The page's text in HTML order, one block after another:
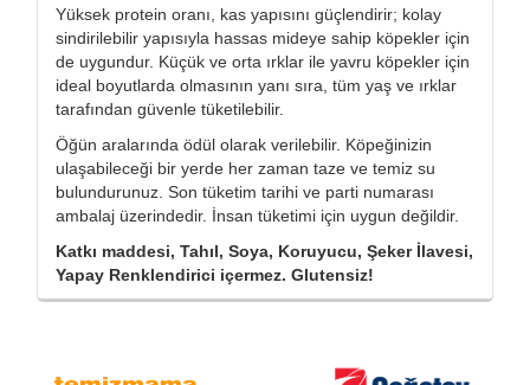
Yüksek protein oranı, kas yapısını güçlendirir; kolay
sindirilebilir yapısıyla hassas mideye sahip köpekler için
de uygundur. Küçük ve orta ırklar ile yavru köpekler için
ideal boyutlarda olmasının yanı sıra, tüm yaş ve ırklar
tarafından güvenle tüketilebilir.
Öğün aralarında ödül olarak verilebilir. Köpeğinizin
ulaşabileceği bir yerde her zaman taze ve temiz su
bulundurunuz. Son tüketim tarihi ve parti numarası
ambalaj üzerindedir. İnsan tüketimi için uygun değildir.
Katkı maddesi, Tahıl, Soya, Koruyucu, Şeker İlavesi,
Yapay Renklendirici içermez. Glutensiz!